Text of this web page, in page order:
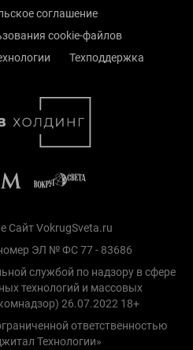
соглашение
cookie-файлов
Техподдержка
Сайт VokrugSveta.ru
ЭЛ № ФС 77 - 83686
службой по надзору в сфере
технологий и массовых
26.07.2022 18+
ответственностью
Технологии»